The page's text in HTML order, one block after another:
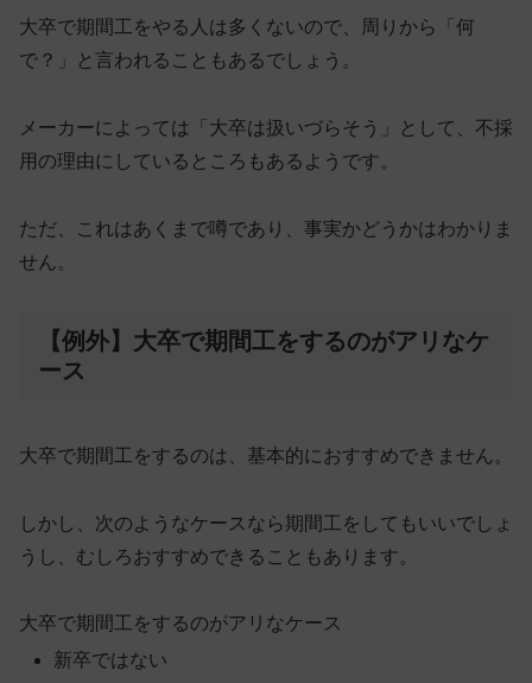
大卒で期間工をやる人は多くないので、周りから「何
で？」と言われることもあるでしょう。
メーカーによっては 「大卒は扱いづらそう」
として、不採
用の理由にしているところもあるようです。
ただ、これはあくまで噂であり、事実かどうかはわかりま
せん。
【例外】大卒で期間工をするのがアリなケ
ース
大卒で期間工をするのは、基本的におすすめできません。
しかし、次のようなケースなら期間工をしてもいいでしょ
うし、むしろおすすめできることもあります。
大卒で期間工をするのがアリなケース
新卒ではない